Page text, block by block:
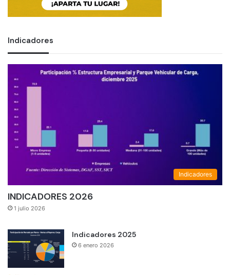
Indicadores
Indicadores
INDICADORES 2026
1 julio 2026
Indicadores 2025
6 enero 2026